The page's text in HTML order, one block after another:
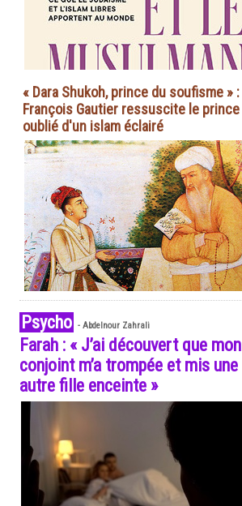
« Dara Shukoh, prince du soufisme » :
François Gautier ressuscite le prince
oublié d'un islam éclairé
Psycho - Abdelnour Zahrali
Farah : « J’ai découvert que mon
conjoint m’a trompée et mis une
autre fille enceinte »